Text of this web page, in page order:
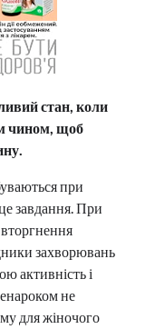
стан, коли
чином, щоб
при
завдання. При
захворювань
активність і
не
для жіночого